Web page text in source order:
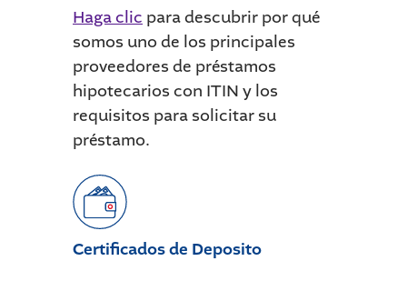
Haga clic para descubrir por qué
somos uno de los principales
proveedores de préstamos
hipotecarios con ITIN y los
requisitos para solicitar su
préstamo.
Certificados de Deposito